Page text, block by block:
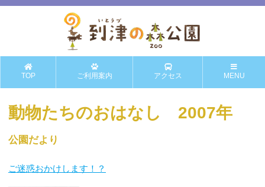
TOP ご利用案内 アクセス MENU
動物たちのおはなし 2007年
公園だより
ご迷惑おかけします！？